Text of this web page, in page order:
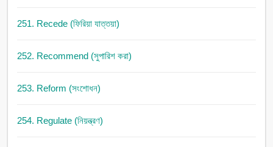
251. Recede (ফিরিয়া যাত্তয়া)
252. Recommend (সুপারিশ করা)
253. Reform (সংশোধন)
254. Regulate (নিয়ন্ত্রণ)